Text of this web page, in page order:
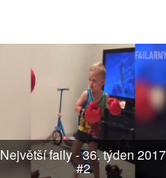
Největší faily - 36. týden 2017
#2